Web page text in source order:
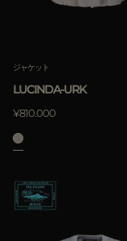
ジャケット
LUCINDA-URK
¥810.000